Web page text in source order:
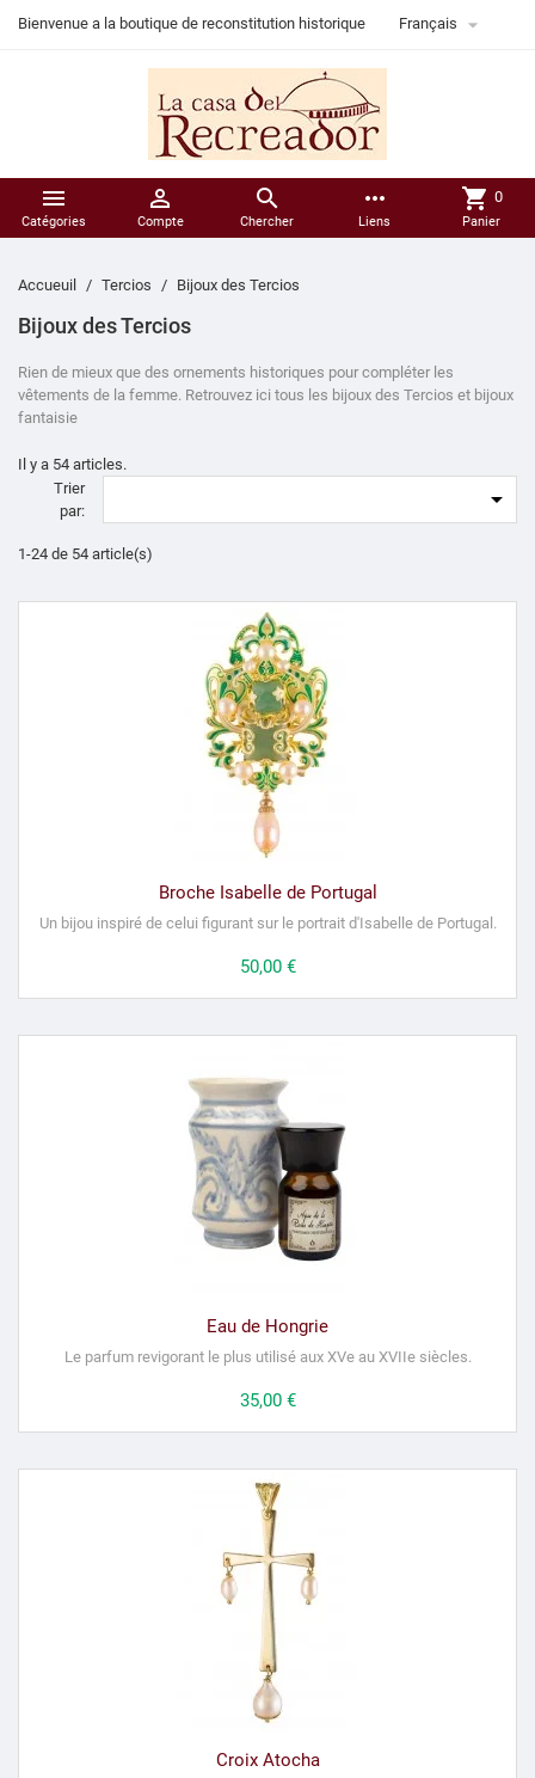
Bienvenue a la boutique de reconstitution historique Français 

Catégories

Compte

Chercher
more_horiz
Liens
shopping_cart 0
Panier
Accueuil Tercios Bijoux des Tercios
Bijoux des Tercios
Rien de mieux que des ornements historiques pour compléter les
vêtements de la femme. Retrouvez ici tous les bijoux des Tercios et bijoux
fantaisie
Il y a 54 articles.
Trier
par:

1-24 de 54 article(s)
Broche Isabelle de Portugal
Un bijou inspiré de celui figurant sur le portrait d'Isabelle de Portugal.
Prix
50,00 €
Eau de Hongrie
Le parfum revigorant le plus utilisé aux XVe au XVIIe siècles.
Prix
35,00 €
Croix Atocha